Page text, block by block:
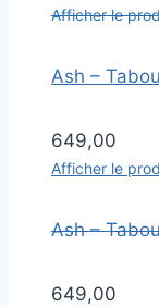
Afficher le
Ash –
649,00
Afficher le
Ash –
649,00